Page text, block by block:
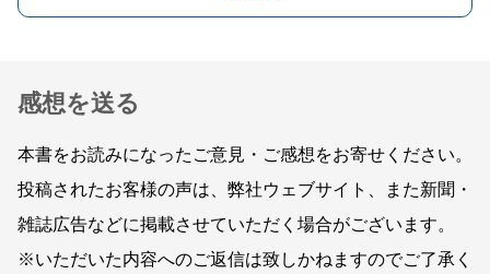
感想を送る
本書をお読みになったご意見・ご感想をお寄せください。
投稿されたお客様の声は、弊社ウェブサイト、また新聞・
雑誌広告などに掲載させていただく場合がございます。
※いただいた内容へのご返信は致しかねますのでご了承く